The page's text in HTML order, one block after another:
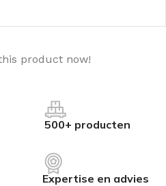
product now!
500+ producten
Expertise en advies